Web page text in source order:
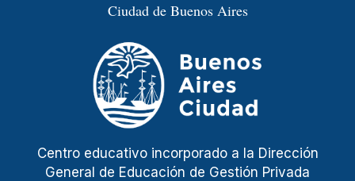
Ciudad de Buenos Aires
Centro educativo incorporado a la Dirección
General de Educación de Gestión Privada